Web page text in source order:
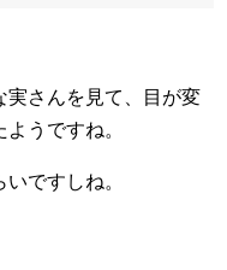
実さんを見て、目が変
うですね。
ですしね。